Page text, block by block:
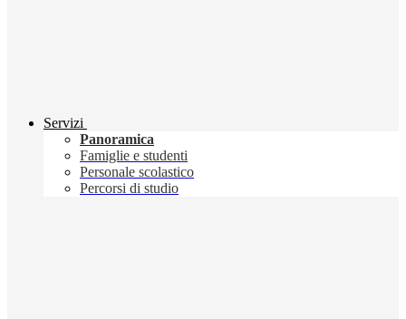
Servizi
Panoramica
Famiglie e studenti
Personale scolastico
Percorsi di studio